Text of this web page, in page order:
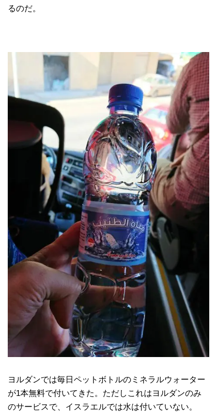
るのだ。
ヨルダンでは毎日ペットボトルのミネラルウォーター
が1本無料で付いてきた。ただしこれはヨルダンのみ
のサービスで、イスラエルでは水は付いていない。